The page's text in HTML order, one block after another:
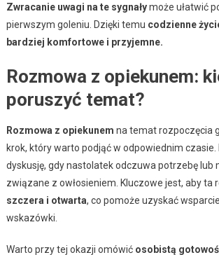
Zwracanie uwagi na te sygnałymoże ułatwić
pierwszym goleniu. Dzięki temu codzienne
bardziej komfortowe i przyjemne.
Rozmowa z opiekunem:
poruszyć temat?
Rozmowa z opiekunem na temat rozpoczęcia
krok, który warto podjąć w odpowiednim
dyskusję, gdy nastolatek odczuwa potrzebę lub
związane z owłosieniem. Kluczowe jest, aby ta
szczera i otwarta, co pomoże uzyskać
wskazówki.
Warto przy tej okazji omówić osobistą